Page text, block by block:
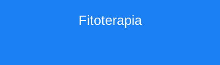
Fitoterapia